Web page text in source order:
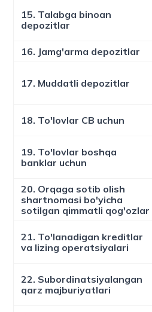
15. Talabga binoan
depozitlar
16. Jamg'arma depozitlar
17. Muddatli depozitlar
18. To'lovlar CB uchun
19. To'lovlar boshqa
banklar uchun
20. Orqaga sotib olish
shartnomasi bo'yicha
sotilgan qimmatli qog'ozlar
21. To'lanadigan kreditlar
va lizing operatsiyalari
22. Subordinatsiyalangan
qarz majburiyatlari